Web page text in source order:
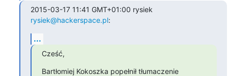
rysiek@hackerspace.pl:
...
Cześć,
Bartłomiej Kokoszka popełnił tłumaczenie